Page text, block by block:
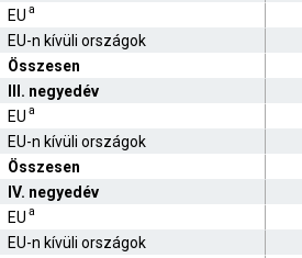
EU a
EU-n kívüli országok
Összesen
III. negyedév
EU a
EU-n kívüli országok
Összesen
IV. negyedév
EU a
EU-n kívüli országok